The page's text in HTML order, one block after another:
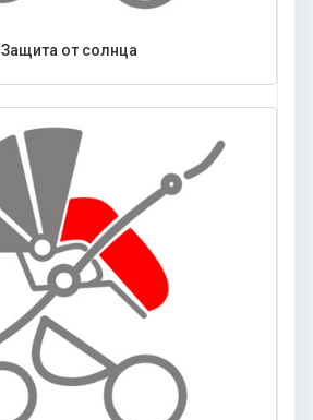
Защита от солнца